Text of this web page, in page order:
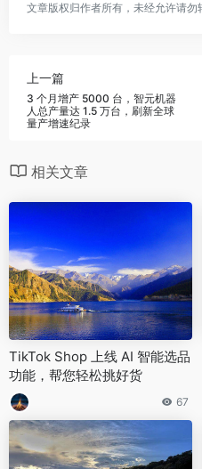
文章版权归作者所有，未经允许请勿
上一篇
3 个月增产 5000 台，智元机器
人总产量达 1.5 万台，刷新全球
量产增速纪录
相关文章
TikTok Shop 上线 AI 智能选品
功能，帮您轻松挑好货
67